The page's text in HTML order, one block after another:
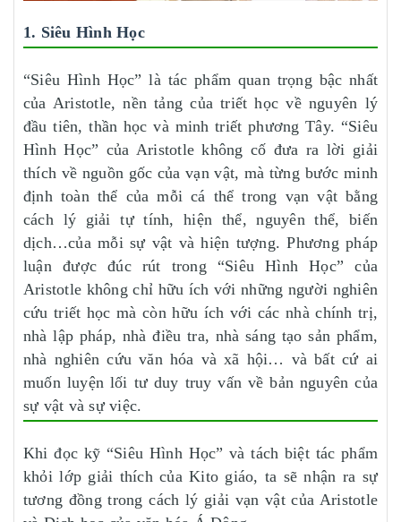
1. Siêu Hình Học
“Siêu Hình Học” là tác phẩm quan trọng bậc nhất
của Aristotle, nền tảng của triết học về nguyên lý
đầu tiên, thần học và minh triết phương Tây. “Siêu
Hình Học” của Aristotle không cố đưa ra lời giải
thích về nguồn gốc của vạn vật, mà từng bước minh
định toàn thể của mỗi cá thể trong vạn vật bằng
cách lý giải tự tính, hiện thể, nguyên thể, biến
dịch…của mỗi sự vật và hiện tượng. Phương pháp
luận được đúc rút trong “Siêu Hình Học” của
Aristotle không chỉ hữu ích với những người nghiên
cứu triết học mà còn hữu ích với các nhà chính trị,
nhà lập pháp, nhà điều tra, nhà sáng tạo sản phẩm,
nhà nghiên cứu văn hóa và xã hội… và bất cứ ai
muốn luyện lối tư duy truy vấn về bản nguyên của
sự vật và sự việc.
Khi đọc kỹ “Siêu Hình Học” và tách biệt tác phẩm
khỏi lớp giải thích của Kito giáo, ta sẽ nhận ra sự
tương đồng trong cách lý giải vạn vật của Aristotle